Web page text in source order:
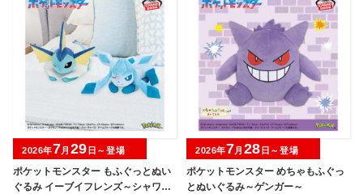
ポケットモンスター もふぐっとぬい
ぐるみ イーブイフレンズ～シャワー
2026年7月 29 日～登場
ポケットモンスター めちゃもふぐっ
とぬいぐるみ～ゲンガー～
2026年7月 28 日～登場